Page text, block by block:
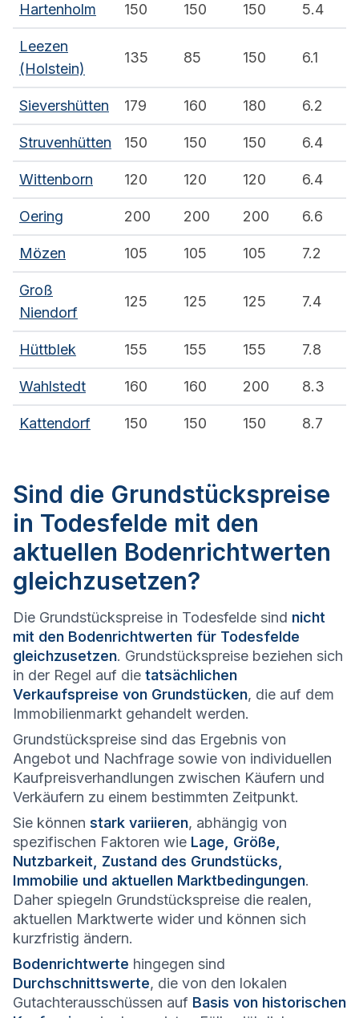
Hartenholm 150 150 150 5.4
Leezen
(Holstein)
135 85 150 6.1
Sievershütten 179 160 180 6.2
Struvenhütten 150 150 150 6.4
Wittenborn 120 120 120 6.4
Oering 200 200 200 6.6
Mözen 105 105 105 7.2
Groß
Niendorf
125 125 125 7.4
Hüttblek 155 155 155 7.8
Wahlstedt 160 160 200 8.3
Kattendorf 150 150 150 8.7
Sind die Grundstückspreise
in Todesfelde mit den
aktuellen Bodenrichtwerten
gleichzusetzen?
Die Grundstückspreise in Todesfelde sind nicht
mit den Bodenrichtwerten für Todesfelde
gleichzusetzen. Grundstückspreise beziehen sich
in der Regel auf die tatsächlichen
Verkaufspreise von Grundstücken, die auf dem
Immobilienmarkt gehandelt werden.
Grundstückspreise sind das Ergebnis von
Angebot und Nachfrage sowie von individuellen
Kaufpreisverhandlungen zwischen Käufern und
Verkäufern zu einem bestimmten Zeitpunkt.
Sie können stark variieren, abhängig von
spezifischen Faktoren wie Lage, Größe,
Nutzbarkeit, Zustand des Grundstücks,
Immobilie und aktuellen Marktbedingungen.
Daher spiegeln Grundstückspreise die realen,
aktuellen Marktwerte wider und können sich
kurzfristig ändern.
Bodenrichtwerte hingegen sind
Durchschnittswerte, die von den lokalen
Gutachterausschüssen auf Basis von historischen